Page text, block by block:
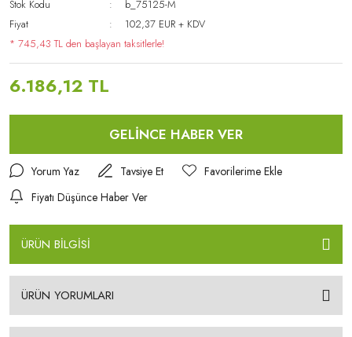
Stok Kodu
b_75125-M
Fiyat
102,37 EUR + KDV
* 745,43 TL den başlayan taksitlerle!
6.186,12 TL
GELİNCE HABER VER
Yorum Yaz
Tavsiye Et
Fiyatı Düşünce Haber Ver
ÜRÜN BİLGİSİ
ÜRÜN YORUMLARI